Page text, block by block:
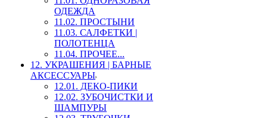
ОДЕЖДА
11.02. ПРОСТЫНИ
11.03. САЛФЕТКИ |
ПОЛОТЕНЦА
11.04. ПРОЧЕЕ...
12. УКРАШЕНИЯ | БАРНЫЕ
АКСЕССУАРЫ
12.01. ДЕКО-ПИКИ
12.02. ЗУБОЧИСТКИ И
ШАМПУРЫ